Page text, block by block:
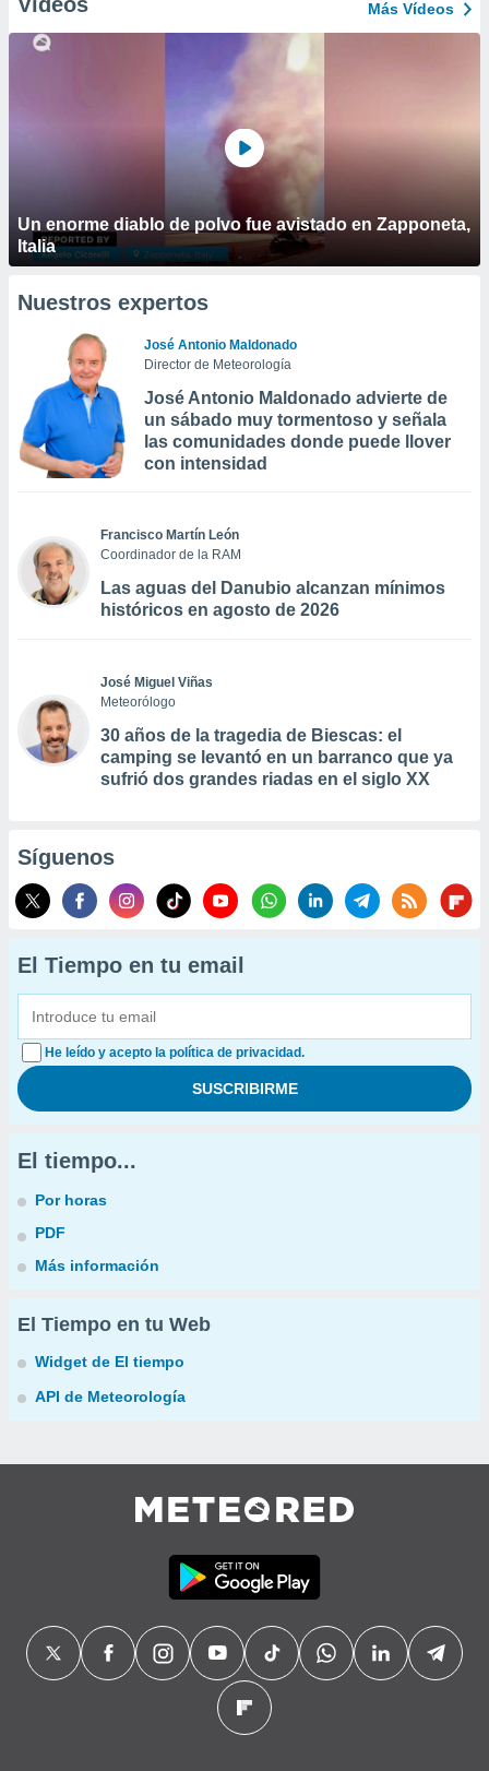
Más Vídeos
Un enorme diablo de polvo fue avistado en Zapponeta,
Italia
Nuestros expertos
José Antonio Maldonado
Director de Meteorología
José Antonio Maldonado advierte de
un sábado muy tormentoso y señala
las comunidades donde puede llover
con intensidad
Francisco Martín León
Coordinador de la RAM
Las aguas del Danubio alcanzan mínimos
históricos en agosto de 2026
José Miguel Viñas
Meteorólogo
30 años de la tragedia de Biescas: el
camping se levantó en un barranco que ya
sufrió dos grandes riadas en el siglo XX
Síguenos
El Tiempo en tu email
He leído y acepto la política de privacidad.
El tiempo...
Por horas
PDF
Más información
El Tiempo en tu Web
Widget de El tiempo
API de Meteorología